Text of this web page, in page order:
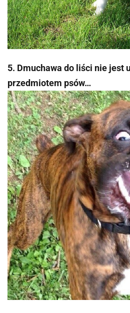
5. Dmuchawa do liści nie jest
przedmiotem psów…